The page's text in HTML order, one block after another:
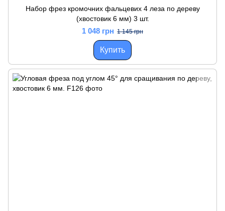
Набор фрез кромочних фальцевих 4 леза по дереву
(хвостовик 6 мм) 3 шт.
1 048 грн 1 145 грн
Купить